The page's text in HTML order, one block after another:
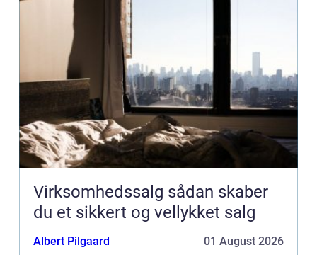
Virksomhedssalg sådan skaber
du et sikkert og vellykket salg
Albert Pilgaard 01 August 2026